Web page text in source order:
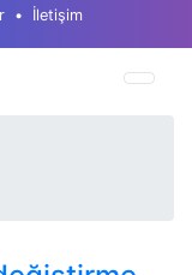
İletişim